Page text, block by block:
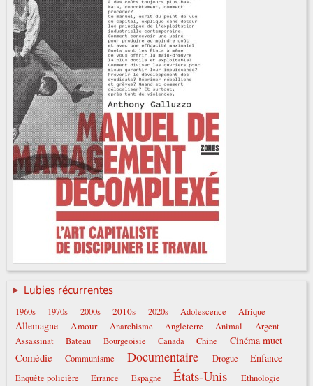
Lubies récurrentes
1960s 1970s 2000s 2010s 2020s Adolescence Afrique
Allemagne Amour Anarchisme Angleterre Animal
Argent
Assassinat
Bateau Bourgeoisie Canada Chine Cinéma muet
Comédie Communisme Documentaire Drogue Enfance
Enquête policière Errance Espagne États-Unis Ethnologie